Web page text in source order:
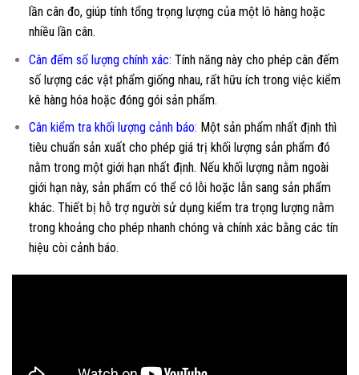
lần cân đo, giúp tính tổng trọng lượng của một lô hàng hoặc
nhiều lần cân.
Cân đếm số lượng chính xác: Tính năng này cho phép cân đếm
số lượng các vật phẩm giống nhau, rất hữu ích trong việc kiểm
kê hàng hóa hoặc đóng gói sản phẩm.
Cân kiểm tra khối lượng cảnh báo: Một sản phẩm nhất định thì
tiêu chuẩn sản xuất cho phép giá trị khối lượng sản phẩm đó
nằm trong một giới hạn nhất định. Nếu khối lượng nằm ngoài
giới hạn này, sản phẩm có thể có lỗi hoặc lẫn sang sản phẩm
khác. Thiết bị hỗ trợ người sử dụng kiểm tra trọng lượng nằm
trong khoảng cho phép nhanh chóng và chính xác bằng các tín
hiệu còi cảnh báo.